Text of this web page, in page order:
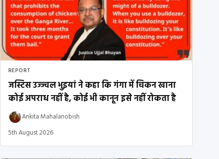
REPORT
जस्टिस उज्ज्वल भुइयां ने कहा कि गंगा में चिकन खाना
कोई अपराध नहीं है, कोई भी कानून इसे नहीं रोकता है
Ankita Mahalanobish
5th August 2026